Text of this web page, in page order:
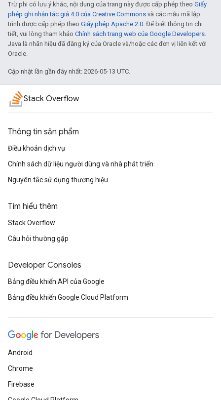
Trừ phi có lưu ý khác, nội dung của trang này được cấp phép theo Giấy
phép ghi nhận tác giả 4.0 của Creative Commons và các mẫu mã lập
trình được cấp phép theo Giấy phép Apache 2.0. Để biết thông tin chi
tiết, vui lòng tham khảo Chính sách trang web của Google Developers.
Java là nhãn hiệu đã đăng ký của Oracle và/hoặc các đơn vị liên kết với
Oracle.
Cập nhật lần gần đây nhất: 2026-05-13 UTC.
Stack Overflow
Thông tin sản phẩm
Điều khoản dịch vụ
Chính sách dữ liệu người dùng và nhà phát triển
Nguyên tắc sử dụng thương hiệu
Tìm hiểu thêm
Stack Overflow
Câu hỏi thường gặp
Developer Consoles
Bảng điều khiển API của Google
Bảng điều khiển Google Cloud Platform
Android
Chrome
Firebase